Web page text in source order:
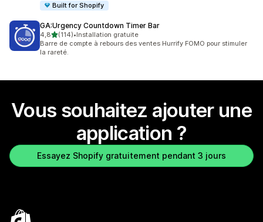
Built for Shopify
GA:Urgency Countdown Timer Bar
4,8étoile(s) sur 5
(114)
114 avis au total
•Installation gratuite
Barre de compte à rebours des ventes Hurrify FOMO pour stimuler
la rareté.
Vous souhaitez ajouter une
application ?
Essayez Shopify gratuitement pendant 3 jours